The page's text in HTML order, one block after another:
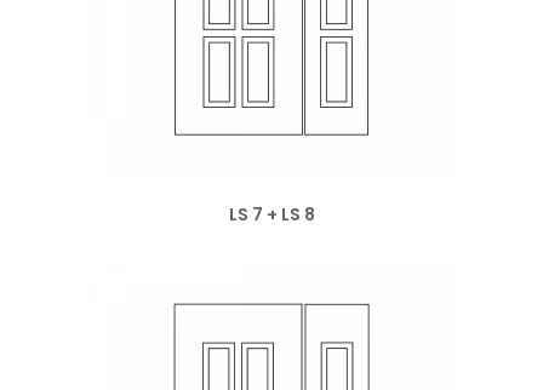
LS 7 + LS 8